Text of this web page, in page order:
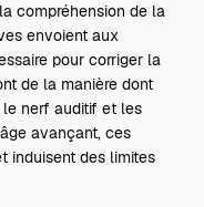
compréhension de la
envoient aux
pour corriger la
de la manière dont
nerf auditif et les
avançant, ces
induisent des limites